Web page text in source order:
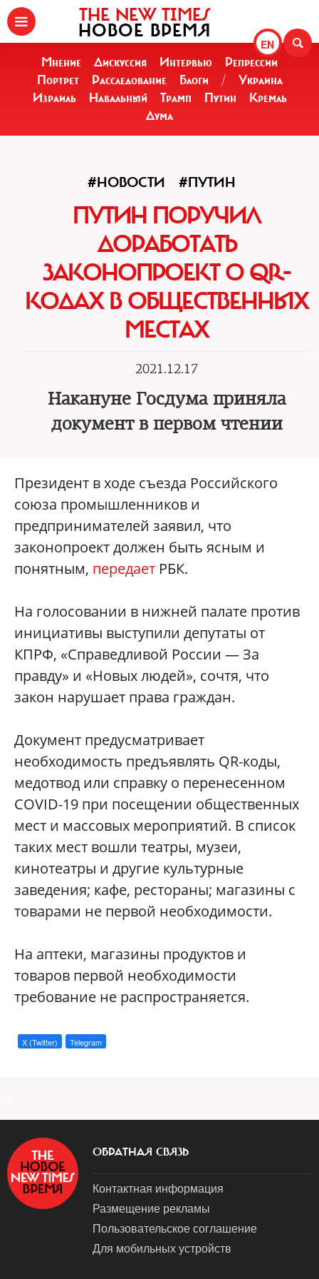
EN
THE NEW TIMES
НОВОЕ ВРЕМЯ
Мнение Дискуссия Интервью
Репрессии
Портрет
Расследование Блоги /
Украина
Израиль
Навальный Трамп Путин
Кремль
Дума
#НОВОСТИ #ПУТИН
ПУТИН ПОРУЧИЛ
ДОРАБОТАТЬ
ЗАКОНОПРОЕКТ О QR-
КОДАХ В ОБЩЕСТВЕННЫХ
МЕСТАХ
2021.12.17
Накануне Госдума приняла
документ в первом чтении
Президент в ходе съезда Российского
союза промышленников и
предпринимателей заявил, что
законопроект должен быть ясным и
понятным, передает РБК.
На голосовании в нижней палате против
инициативы выступили депутаты от
КПРФ, «Справедливой России — За
правду» и «Новых людей», сочтя, что
закон нарушает права граждан.
Документ предусматривает
необходимость предъявлять QR-коды,
медотвод или справку о перенесенном
COVID-19 при посещении общественных
мест и массовых мероприятий. В список
таких мест вошли театры, музеи,
кинотеатры и другие культурные
заведения; кафе, рестораны; магазины с
товарами не первой необходимости.
На аптеки, магазины продуктов и
товаров первой необходимости
требование не распространяется.
X (Twitter) Telegram
ОБРАТНАЯ СВЯЗЬ
Контактная информация
Размещение рекламы
Пользовательское соглашение
Для мобильных устройств